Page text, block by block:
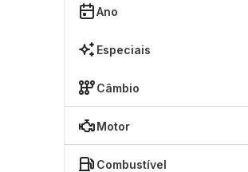
Ano
Especiais
Câmbio
Motor
Combustível